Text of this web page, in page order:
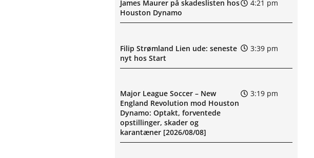
James Maurer på skadeslisten hos
Houston Dynamo
4:21 pm
Filip Strømland Lien ude: seneste
nyt hos Start
3:39 pm
Major League Soccer – New
England Revolution mod Houston
Dynamo: Optakt, forventede
opstillinger, skader og
karantæner [2026/08/08]
3:19 pm